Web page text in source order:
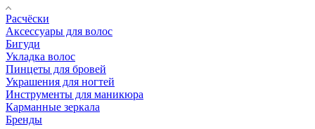
Расчёски
Аксессуары для волос
Бигуди
Укладка волос
Пинцеты для бровей
Украшения для ногтей
Инструменты для маникюра
Карманные зеркала
Бренды